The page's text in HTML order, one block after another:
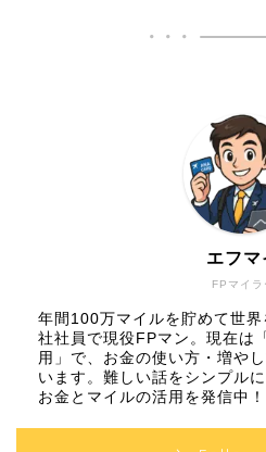
FPマイラ
エフマ
年間100万マイルを貯めて世
社社員で現役FPマン。現在は
用」で、お金の使い方・増や
います。難しい話をシンプル
お金とマイルの活用を発信中！